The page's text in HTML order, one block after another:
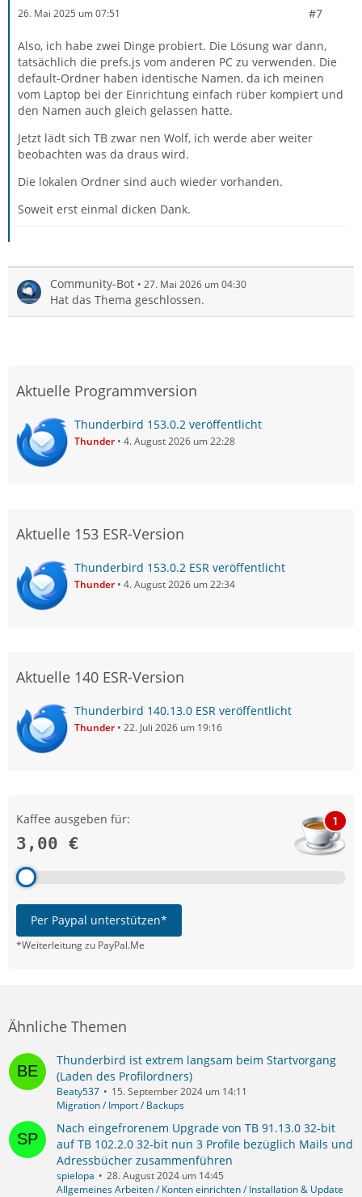
26. Mai 2025 um 07:51 #7
Also, ich habe zwei Dinge probiert. Die Lösung war dann,
tatsächlich die prefs.js vom anderen PC zu verwenden. Die
default-Ordner haben identische Namen, da ich meinen
vom Laptop bei der Einrichtung einfach rüber kompiert und
den Namen auch gleich gelassen hatte.
Jetzt lädt sich TB zwar nen Wolf, ich werde aber weiter
beobachten was da draus wird.
Die lokalen Ordner sind auch wieder vorhanden.
Soweit erst einmal dicken Dank.
Community-Bot 27. Mai 2026 um 04:30
Hat das Thema geschlossen.
Aktuelle Programmversion
Thunderbird 153.0.2 veröffentlicht
Thunder 4. August 2026 um 22:28
Aktuelle 153 ESR-Version
Thunderbird 153.0.2 ESR veröffentlicht
Thunder 4. August 2026 um 22:34
Aktuelle 140 ESR-Version
Thunderbird 140.13.0 ESR veröffentlicht
Thunder 22. Juli 2026 um 19:16
Kaffee ausgeben für:
3,00 €
1
Per Paypal unterstützen*
*Weiterleitung zu PayPal.Me
Ähnliche Themen
Thunderbird ist extrem langsam beim Startvorgang
(Laden des Profilordners)
Beaty537
15. September 2024 um 14:11
Migration / Import / Backups
Nach eingefrorenem Upgrade von TB 91.13.0 32-bit
auf TB 102.2.0 32-bit nun 3 Profile bezüglich Mails und
Adressbücher zusammenführen
spielopa
28. August 2024 um 14:45
Allgemeines Arbeiten / Konten einrichten / Installation & Update